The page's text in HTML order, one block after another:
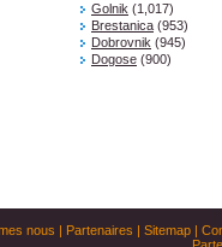
Golnik (1,017)
Brestanica (953)
Dobrovnik (945)
Dogose (900)
nous | Partenaires | Sitemap|